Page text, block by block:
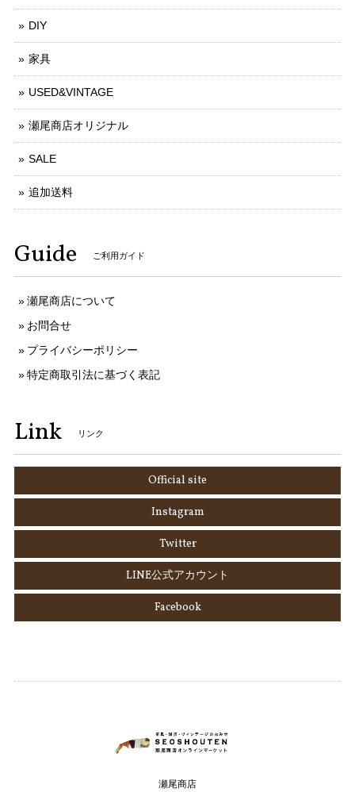
DIY
家具
USED&VINTAGE
瀬尾商店オリジナル
SALE
追加送料
Guide ご利用ガイド
瀬尾商店について
お問合せ
プライバシーポリシー
特定商取引法に基づく表記
Link リンク
Official site
Instagram
Twitter
LINE公式アカウント
Facebook
瀬尾商店